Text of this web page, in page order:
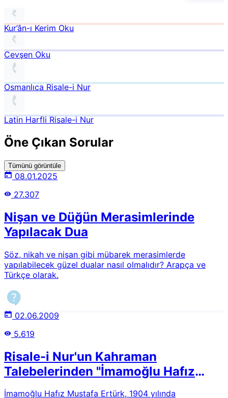
Kur’ân-ı Kerim Oku
Cevşen Oku
Osmanlıca Risale-i Nur
Latin Harfli Risale-i Nur
Öne Çıkan Sorular
Tümünü görüntüle
08.01.2025
27.307
Nişan ve Düğün Merasimlerinde
Yapılacak Dua
Söz, nikah ve nişan gibi mübarek merasimlerde
yapılabilecek güzel dualar nasıl olmalıdır? Arapça ve
Türkçe olarak.
02.06.2009
5.619
Risale-i Nur'un Kahraman
Talebelerinden "İmamoğlu Hafız
Mustafa (Ertürk)" Kimdir?
İmamoğlu Hafız Mustafa Ertürk, 1904 yılında